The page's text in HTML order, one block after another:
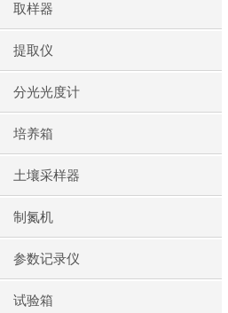
取样器
提取仪
分光光度计
培养箱
土壤采样器
制氮机
参数记录仪
试验箱